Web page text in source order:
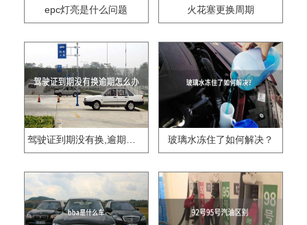
epc灯亮是什么问题 火花塞更换周期
驾驶证到期没有换,逾期怎么办?? 玻璃水冻住了如何解决？